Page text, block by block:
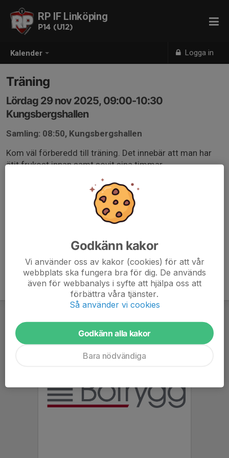
Kalender Logga in
RP IF Linköping
P14 (U12)
Träning
Lördag 29 nov 2025, 09:00-10:30
Kungsbergshallen
Samling: 08:50, Kungsbergshallen
Kom väl förberedd till träning. Det innebär att man har
ätit frukost innan samt sovit sina timmar.
Ombytt och klar för inneträning kl 09.00.
Ta med inneskor, din boll och namnad vattenflaska.
Vi använder oss utav den första dörren in till
omklädningsrummet. Koden är densamma som förra
Godkänn kakor
Vi använder oss av kakor (cookies) för att vår
webbplats ska fungera bra för dig. De används
även för webbanalys i syfte att hjälpa oss att
förbättra våra tjänster.
Så använder vi cookies
Godkänn alla kakor
Bara nödvändiga